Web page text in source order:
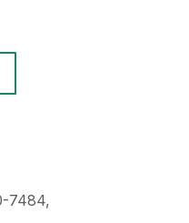
7484,